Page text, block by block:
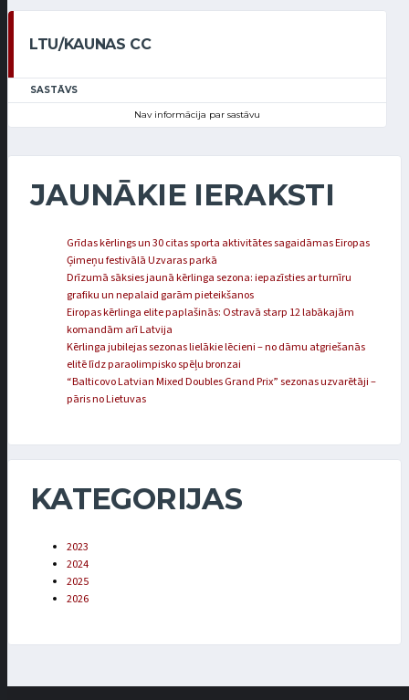
LTU/KAUNAS CC
SASTĀVS
Nav informācija par sastāvu
JAUNĀKIE IERAKSTI
Grīdas kērlings un 30 citas sporta aktivitātes sagaidāmas Eiropas
Ģimeņu festivālā Uzvaras parkā
Drīzumā sāksies jaunā kērlinga sezona: iepazīsties ar turnīru
grafiku un nepalaid garām pieteikšanos
Eiropas kērlinga elite paplašinās: Ostravā starp 12 labākajām
komandām arī Latvija
Kērlinga jubilejas sezonas lielākie lēcieni – no dāmu atgriešanās
elitē līdz paraolimpisko spēļu bronzai
“Balticovo Latvian Mixed Doubles Grand Prix” sezonas uzvarētāji –
pāris no Lietuvas
KATEGORIJAS
2023
2024
2025
2026